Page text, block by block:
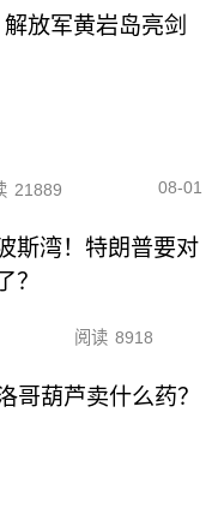
放军黄岩岛亮剑
21889 08-01
斯湾！特朗普要对
？
阅读 8918
哥葫芦卖什么药？